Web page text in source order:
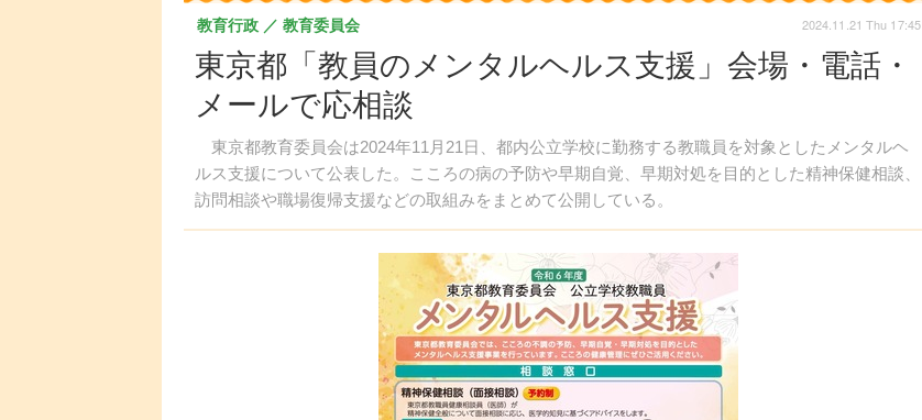
東京都「教員のメンタルヘルス支援」会場・電話・
メールで応相談
東京都教育委員会は2024年11月21日、都内公立学校に勤務する教職員を対象としたメンタルヘ
ルス支援について公表した。こころの病の予防や早期自覚、早期対処を目的とした精神保健相談、
訪問相談や職場復帰支援などの取組みをまとめて公開している。
教育行政 教育委員会 2024.11.21 Thu 17:45